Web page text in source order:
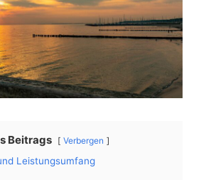
Beitrags Verbergen
Leistungsumfang